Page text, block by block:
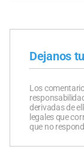
Dejanos
Los
derivadas de
legales que
que no